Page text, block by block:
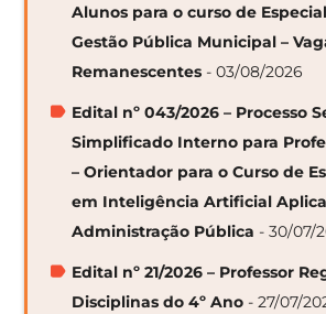
Alunos para o curso de
Gestão Pública Municipal –
Remanescentes - 03/08/2026
Edital nº 043/2026 – Processo
Simplificado Interno para
– Orientador para o Curso de
em Inteligência Artificial
Administração Pública - 30/07/
Edital nº 21/2026 – Professor
Disciplinas do 4º Ano - 27/07/